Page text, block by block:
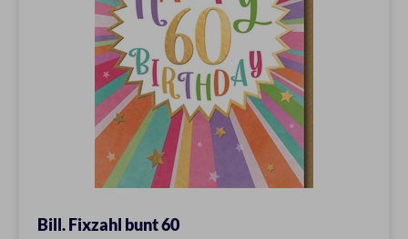
Bill. Fixzahl bunt 60